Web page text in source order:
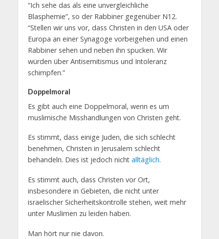
“Ich sehe das als eine unvergleichliche
Blasphemie”, so der Rabbiner gegenüber N12.
“Stellen wir uns vor, dass Christen in den USA oder
Europa an einer Synagoge vorbeigehen und einen
Rabbiner sehen und neben ihn spucken. Wir
würden über Antisemitismus und Intoleranz
schimpfen.”
Doppelmoral
Es gibt auch eine Doppelmoral, wenn es um
muslimische Misshandlungen von Christen geht.
Es stimmt, dass einige Juden, die sich schlecht
benehmen, Christen in Jerusalem schlecht
behandeln. Dies ist jedoch nicht alltäglich.
Es stimmt auch, dass Christen vor Ort,
insbesondere in Gebieten, die nicht unter
israelischer Sicherheitskontrolle stehen, weit mehr
unter Muslimen zu leiden haben.
Man hört nur nie davon.